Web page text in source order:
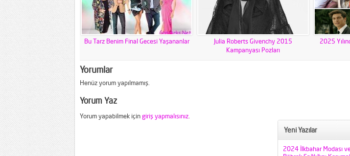
Bu Tarz Benim Final Gecesi Yaşananlar
Julia Roberts Givenchy 2015
Kampanyası Pozları
2025
Yorumlar
Henüz yorum yapılmamış.
Yorum Yaz
Yorum yapabilmek içingiriş yapmalısınız
Yeni Yazılar
2024 İlkbahar Modası